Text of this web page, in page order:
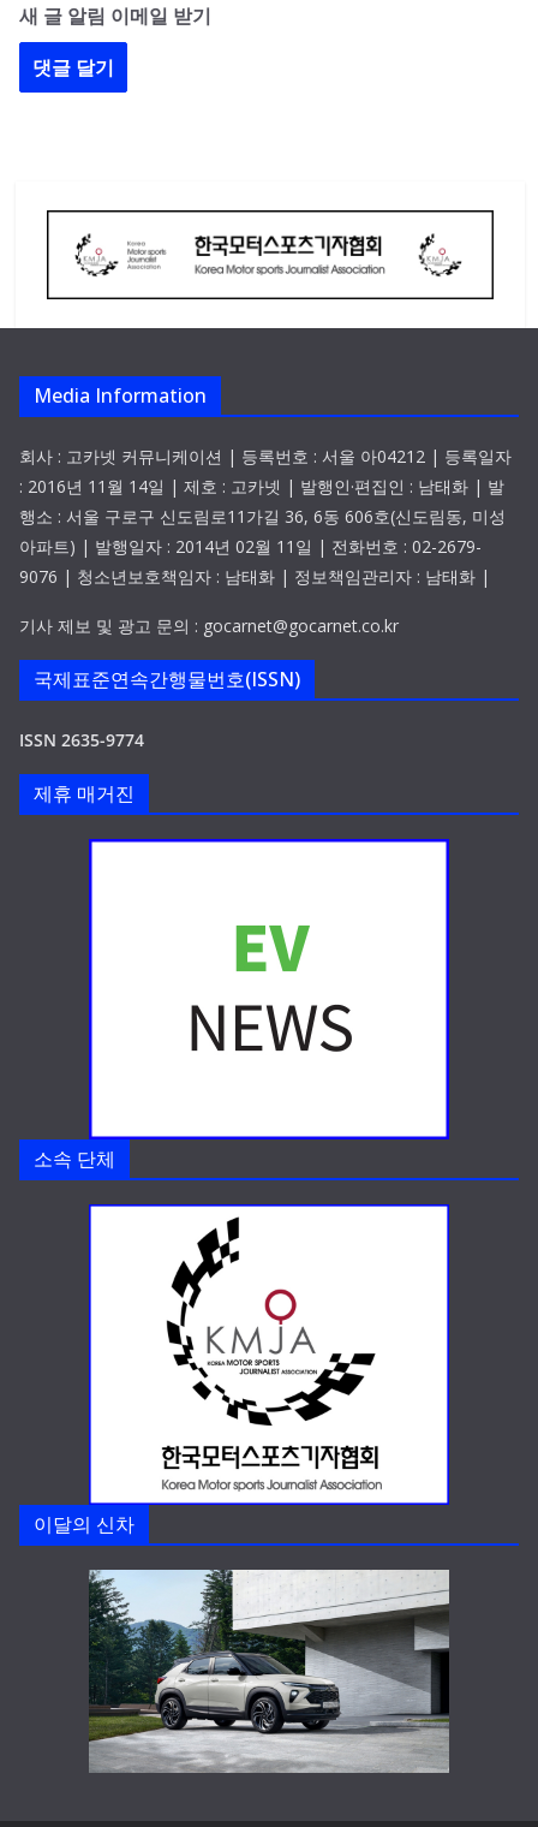
새 글 알림 이메일 받기
Media Information
회사 : 고카넷 커뮤니케이션 | 등록번호 : 서울 아04212 | 등록일자
: 2016년 11월 14일 | 제호 : 고카넷 | 발행인·편집인 : 남태화 | 발
행소 : 서울 구로구 신도림로11가길 36, 6동 606호(신도림동, 미성
아파트) | 발행일자 : 2014년 02월 11일 | 전화번호 : 02-2679-
9076 | 청소년보호책임자 : 남태화 | 정보책임관리자 : 남태화 |
기사 제보 및 광고 문의 : gocarnet@gocarnet.co.kr
국제표준연속간행물번호(ISSN)
ISSN 2635-9774
제휴 매거진
소속 단체
이달의 신차